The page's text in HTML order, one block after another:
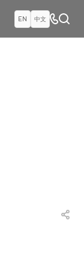
EN 中文